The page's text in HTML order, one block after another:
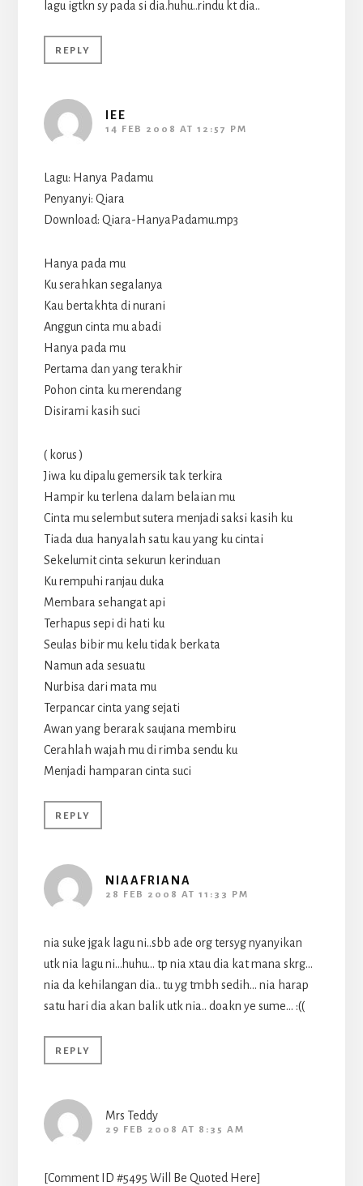
lagu igtkn sy pada si dia.huhu..rindu kt dia..
REPLY
IEE
14 FEB 2008 AT 12:57 PM
Lagu: Hanya Padamu
Penyanyi: Qiara
Download: Qiara-HanyaPadamu.mp3
Hanya pada mu
Ku serahkan segalanya
Kau bertakhta di nurani
Anggun cinta mu abadi
Hanya pada mu
Pertama dan yang terakhir
Pohon cinta ku merendang
Disirami kasih suci
( korus )
Jiwa ku dipalu gemersik tak terkira
Hampir ku terlena dalam belaian mu
Cinta mu selembut sutera menjadi saksi kasih ku
Tiada dua hanyalah satu kau yang ku cintai
Sekelumit cinta sekurun kerinduan
Ku rempuhi ranjau duka
Membara sehangat api
Terhapus sepi di hati ku
Seulas bibir mu kelu tidak berkata
Namun ada sesuatu
Nurbisa dari mata mu
Terpancar cinta yang sejati
Awan yang berarak saujana membiru
Cerahlah wajah mu di rimba sendu ku
Menjadi hamparan cinta suci
REPLY
NIAAFRIANA
28 FEB 2008 AT 11:33 PM
nia suke jgak lagu ni..sbb ade org tersyg nyanyikan
utk nia lagu ni…huhu… tp nia xtau dia kat mana skrg…
nia da kehilangan dia.. tu yg tmbh sedih… nia harap
satu hari dia akan balik utk nia.. doakn ye sume… :((
REPLY
Mrs Teddy
29 FEB 2008 AT 8:35 AM
[Comment ID #5495 Will Be Quoted Here]